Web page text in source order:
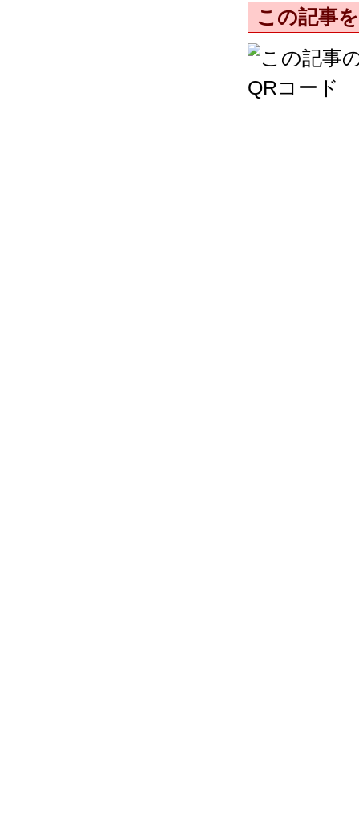
この記事